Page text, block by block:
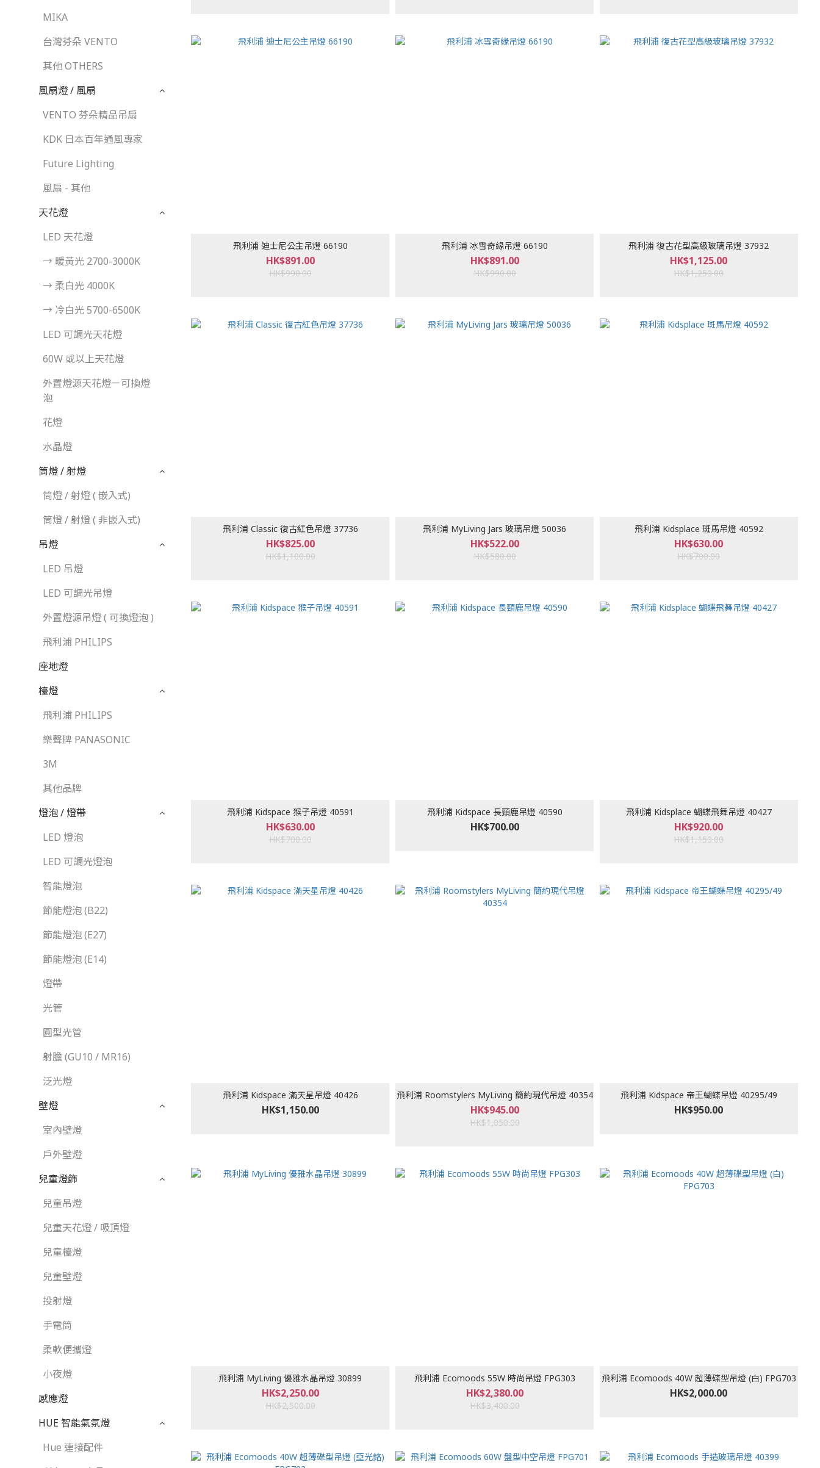
MIKA
台灣芬朵 VENTO
其他 OTHERS
風扇燈 / 風扇
VENTO 芬朵精品吊扇
KDK 日本百年通風專家
Future Lighting
風扇 - 其他
天花燈
LED 天花燈
→ 暖黃光 2700-3000K
→ 柔白光 4000K
→ 冷白光 5700-6500K
LED 可調光天花燈
60W 或以上天花燈
外置燈源天花燈－可換燈
泡
花燈
水晶燈
筒燈 / 射燈
筒燈 / 射燈 ( 嵌入式)
筒燈 / 射燈 ( 非嵌入式)
吊燈
LED 吊燈
LED 可調光吊燈
外置燈源吊燈 ( 可換燈泡 )
飛利浦 PHILIPS
座地燈
檯燈
飛利浦 PHILIPS
樂聲牌 PANASONIC
3M
其他品牌
燈泡 / 燈帶
LED 燈泡
LED 可調光燈泡
智能燈泡
節能燈泡 (B22)
節能燈泡 (E27)
節能燈泡 (E14)
燈帶
光管
圓型光管
射膽 (GU10 / MR16)
泛光燈
壁燈
室內壁燈
戶外壁燈
兒童燈飾
兒童吊燈
兒童天花燈 / 吸頂燈
兒童檯燈
兒童壁燈
投射燈
手電筒
柔軟便攜燈
小夜燈
感應燈
HUE 智能氣氛燈
Hue 連接配件
飛利浦 迪士尼公主吊燈 66190
HK$891.00
HK$990.00
飛利浦 冰雪奇緣吊燈 66190
HK$891.00
HK$990.00
飛利浦 復古花型高級玻璃吊燈 37932
HK$1,125.00
HK$1,250.00
飛利浦 Classic 復古紅色吊燈 37736
HK$825.00
HK$1,100.00
飛利浦 MyLiving Jars 玻璃吊燈 50036
HK$522.00
HK$580.00
飛利浦 Kidsplace 斑馬吊燈 40592
HK$630.00
HK$700.00
飛利浦 Kidspace 猴子吊燈 40591
HK$630.00
HK$700.00
飛利浦 Kidspace 長頸鹿吊燈 40590
HK$700.00
飛利浦 Kidsplace 蝴蝶飛舞吊燈 40427
HK$920.00
HK$1,150.00
飛利浦 Kidspace 滿天星吊燈 40426
HK$1,150.00
飛利浦 Roomstylers MyLiving 簡約現代吊燈 40354
HK$945.00
HK$1,050.00
飛利浦 Kidspace 帝王蝴蝶吊燈 40295/49
HK$950.00
飛利浦 MyLiving 優雅水晶吊燈 30899
HK$2,250.00
HK$2,500.00
飛利浦 Ecomoods 55W 時尚吊燈 FPG303
HK$2,380.00
HK$3,400.00
飛利浦 Ecomoods 40W 超薄碟型吊燈 (白) FPG703
HK$2,000.00